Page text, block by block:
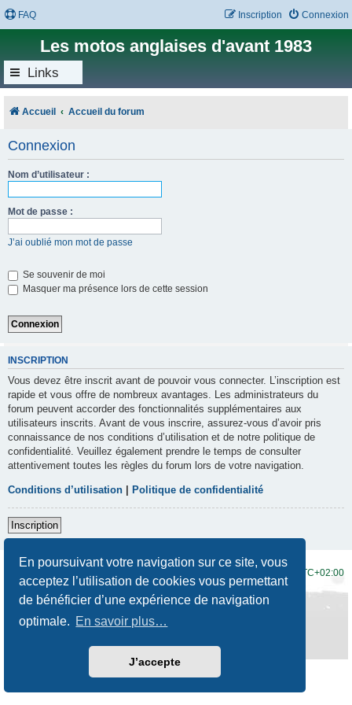
En poursuivant votre navigation sur ce site, vous
acceptez l’utilisation de cookies vous permettant
de bénéficier d’une expérience de navigation
optimale. En savoir plus…
J’accepte
FAQ Connexion
Inscription
Les motos anglaises d'avant 1983
Links
Accueil Accueil du forum
Connexion
Nom d’utilisateur :
Mot de passe :
J’ai oublié mon mot de passe
Se souvenir de moi
Masquer ma présence lors de cette session
INSCRIPTION
Vous devez être inscrit avant de pouvoir vous connecter. L’inscription est
rapide et vous offre de nombreux avantages. Les administrateurs du
forum peuvent accorder des fonctionnalités supplémentaires aux
utilisateurs inscrits. Avant de vous inscrire, assurez-vous d’avoir pris
connaissance de nos conditions d’utilisation et de notre politique de
confidentialité. Veuillez également prendre le temps de consulter
attentivement toutes les règles du forum lors de votre navigation.
Conditions d’utilisation Politique de confidentialité
Inscription
UTC+02:00
Développé par phpBB® Forum Software © phpBB Limited
Traduction française officielle
Prosilver New Edition
Confidentialité|Conditions